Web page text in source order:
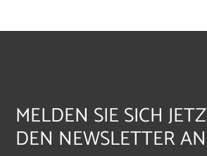
MELDEN SIE SICH
DEN NEWSLETTER